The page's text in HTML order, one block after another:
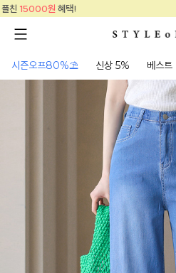
신규 회원가입 및 카톡 플친
시즌오프80%⛱ 신상 5% 베스트